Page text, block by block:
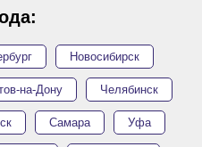
Новосибирск
на-Дону Челябинск
Самара Уфа